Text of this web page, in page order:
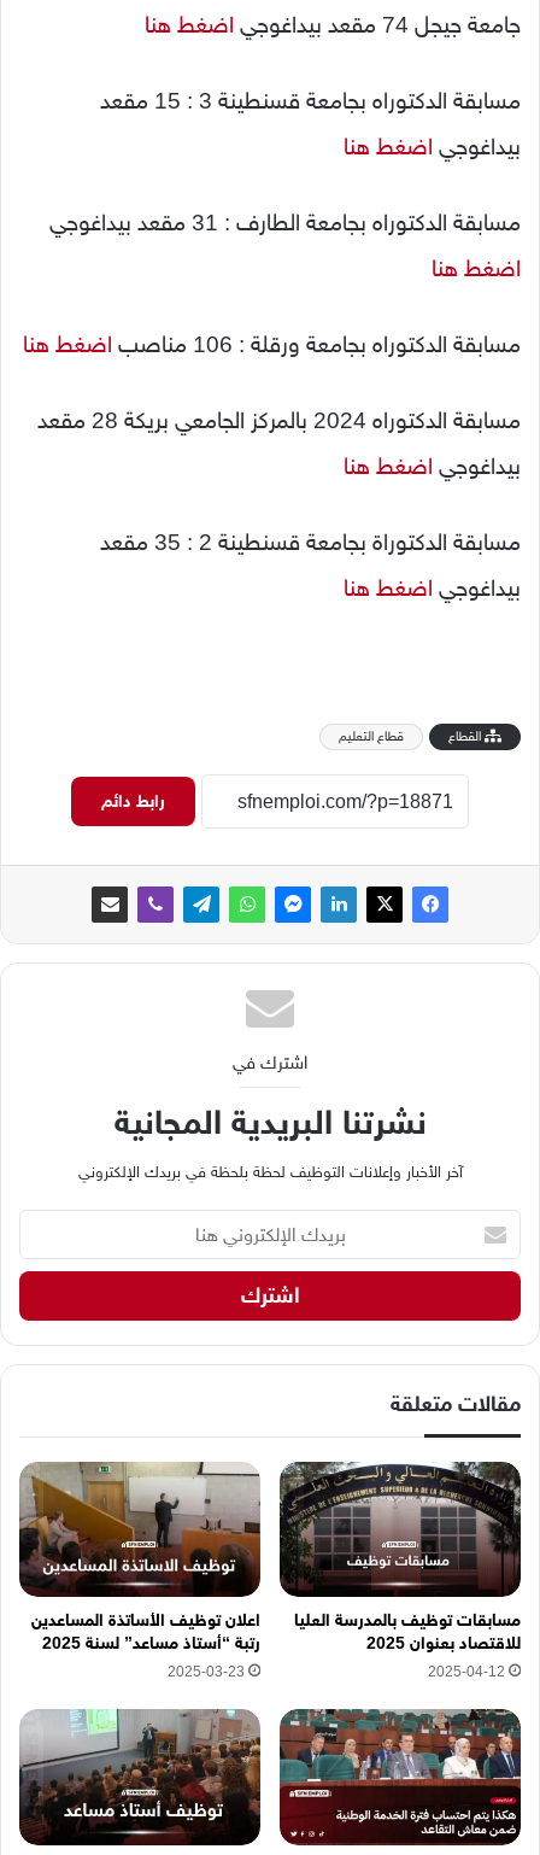
جامعة جيجل 74 مقعد بيداغوجي اضغط هنا
مسابقة الدكتوراه بجامعة قسنطينة 3 : 15 مقعد
بيداغوجي اضغط هنا
مسابقة الدكتوراه بجامعة الطارف : 31 مقعد بيداغوجي
اضغط هنا
مسابقة الدكتوراه بجامعة ورقلة : 106 مناصب اضغط هنا
مسابقة الدكتوراه 2024 بالمركز الجامعي بريكة 28 مقعد
بيداغوجي اضغط هنا
مسابقة الدكتوراة بجامعة قسنطينة 2 : 35 مقعد
بيداغوجي اضغط هنا
القطاع قطاع التعليم
رابط دائم
اشترك في
نشرتنا البريدية المجانية
آخر الأخبار وإعلانات التوظيف لحظة بلحظة في بريدك الإلكتروني
ي
ك
ا
إ
ت
ر
و
ن
ي
ن
ا
مقالات متعلقة
مسابقات توظيف بالمدرسة العليا
للاقتصاد بعنوان 2025
2025-04-12
اعلان توظيف الأساتذة المساعدين
رتبة “أستاذ مساعد” لسنة 2025
2025-03-23